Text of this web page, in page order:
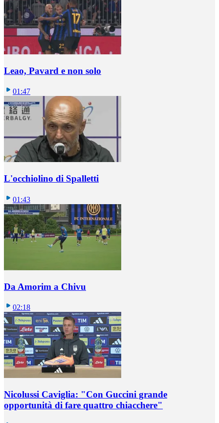
Leao, Pavard e non solo
01:47
L'occhiolino di Spalletti
01:43
Da Amorim a Chivu
02:18
Nicolussi Caviglia: "Con Guccini grande
opportunità di fare quattro chiacchere"